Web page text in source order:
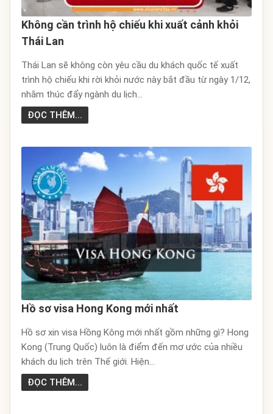
Không cần trình hộ chiếu khi xuất cảnh khỏi
Thái Lan
Thái Lan sẽ không còn yêu cầu du khách quốc tế xuất
trình hộ chiếu khi rời khỏi nước này bắt đầu từ ngày 1/12,
nhằm thúc đẩy ngành du lịch...
ĐỌC THÊM...
Hồ sơ visa Hong Kong mới nhất
Hồ sơ xin visa Hồng Kông mới nhất gồm những gì? Hong
Kong (Trung Quốc) luôn là điểm đến mơ ước của nhiều
khách du lịch trên Thế giới. Hiện...
ĐỌC THÊM...